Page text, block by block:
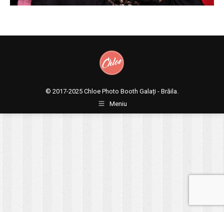
© 2017-2025 Chloe Photo Booth Galați - Brăila.
Meniu